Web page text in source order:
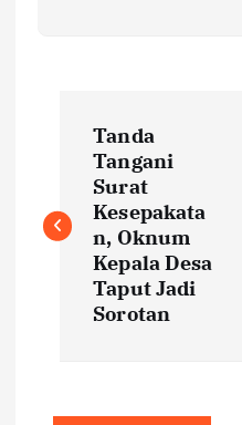
s
Tanda
Tangani
Surat
Kesepakata
n, Oknum
Kepala Desa
Taput Jadi
Sorotan